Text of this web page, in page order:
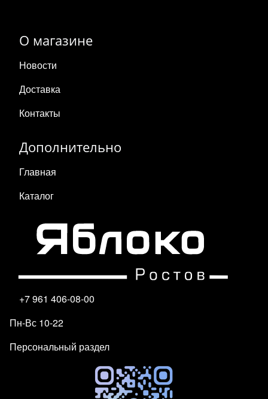
О магазине
Новости
Доставка
Контакты
Дополнительно
Главная
Каталог
+7 961 406-08-00
Пн-Вс 10-22
Персональный раздел